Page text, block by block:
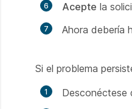
Acepte la
Ahora debería
Si el problema
Desconéctese